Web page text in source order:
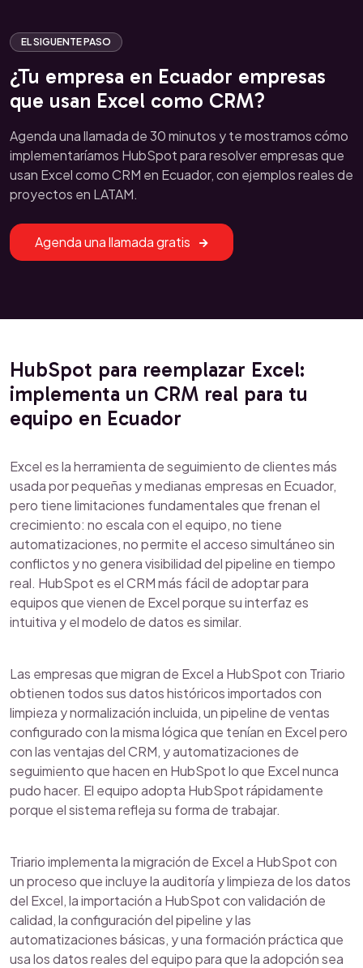
EL SIGUENTE PASO
¿Tu empresa en Ecuador empresas
que usan Excel como CRM?
Agenda una llamada de 30 minutos y te mostramos cómo
implementaríamos HubSpot para resolver empresas que
usan Excel como CRM en Ecuador, con ejemplos reales de
proyectos en LATAM.
Agenda una llamada gratis
HubSpot para reemplazar Excel:
implementa un CRM real para tu
equipo en Ecuador
Excel es la herramienta de seguimiento de clientes más
usada por pequeñas y medianas empresas en Ecuador,
pero tiene limitaciones fundamentales que frenan el
crecimiento: no escala con el equipo, no tiene
automatizaciones, no permite el acceso simultáneo sin
conflictos y no genera visibilidad del pipeline en tiempo
real. HubSpot es el CRM más fácil de adoptar para
equipos que vienen de Excel porque su interfaz es
intuitiva y el modelo de datos es similar.
Las empresas que migran de Excel a HubSpot con Triario
obtienen todos sus datos históricos importados con
limpieza y normalización incluida, un pipeline de ventas
configurado con la misma lógica que tenían en Excel pero
con las ventajas del CRM, y automatizaciones de
seguimiento que hacen en HubSpot lo que Excel nunca
pudo hacer. El equipo adopta HubSpot rápidamente
porque el sistema refleja su forma de trabajar.
Triario implementa la migración de Excel a HubSpot con
un proceso que incluye la auditoría y limpieza de los datos
del Excel, la importación a HubSpot con validación de
calidad, la configuración del pipeline y las
automatizaciones básicas, y una formación práctica que
usa los datos reales del equipo para que la adopción sea